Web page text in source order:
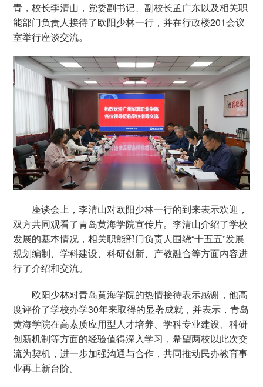
青，校长李清山，党委副书记、副校长孟广东以及相关职
能部门负责人接待了欧阳少林一行，并在行政楼201会议
室举行座谈交流。
座谈会上，李清山对欧阳少林一行的到来表示欢迎，
双方共同观看了青岛黄海学院宣传片。李清山介绍了学校
发展的基本情况，相关职能部门负责人围绕“十五五”发展
规划编制、学科建设、科研创新、产教融合等方面内容进
行了介绍和交流。
欧阳少林对青岛黄海学院的热情接待表示感谢，他高
度评价了学校办学30年来取得的显著成就，并表示，青岛
黄海学院在高素质应用型人才培养、学科专业建设、科研
创新机制等方面的经验值得深入学习，希望两校以此次交
流为契机，进一步加强沟通与合作，共同推动民办教育事
业再上新台阶。